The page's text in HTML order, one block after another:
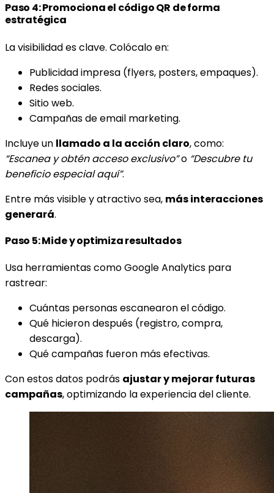
Paso 4: Promociona el código QR de forma
estratégica
La visibilidad es clave. Colócalo en:
Publicidad impresa (flyers, posters, empaques).
Redes sociales.
Sitio web.
Campañas de email marketing.
Incluye un llamado a la acción claro, como:
“Escanea y obtén acceso exclusivo”o “Descubre tu
beneficio especial aquí”.
Entre más visible y atractivo sea, más interacciones
generará.
Paso 5: Mide y optimiza resultados
Usa herramientas como Google Analytics para
rastrear:
Cuántas personas escanearon el código.
Qué hicieron después (registro, compra,
descarga).
Qué campañas fueron más efectivas.
Con estos datos podrás ajustar y mejorar futuras
campañas, optimizando la experiencia del cliente.